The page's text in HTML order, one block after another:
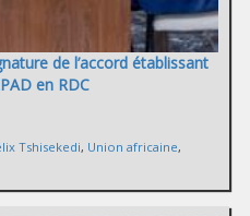
de l’accord établissant
en RDC
Tshisekedi, Union africaine,